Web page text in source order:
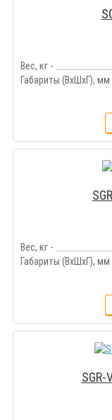
Вес, кг -
Габариты (ВхШхГ), мм
Вес, кг -
Габариты (ВхШхГ), мм